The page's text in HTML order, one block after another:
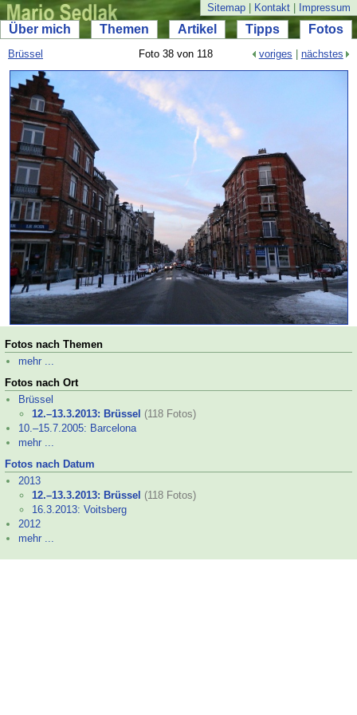
Sitemap Kontakt Impressum
Über mich Themen Artikel Tipps Fotos
Brüssel Foto 38 von 118 voriges nächstes
Fotos nach Themen
mehr ...
Fotos nach Ort
Brüssel
12.–13.3.2013: Brüssel (118 Fotos)
10.–15.7.2005: Barcelona
mehr ...
Fotos nach Datum
2013
12.–13.3.2013: Brüssel (118 Fotos)
16.3.2013: Voitsberg
2012
mehr ...